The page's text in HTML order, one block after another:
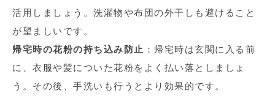
活用しましょう。洗濯物や布団の外干しも避けること
が望ましいです。
帰宅時の花粉の持ち込み防止 ：帰宅時は玄関に入る前
に、衣服や髪についた花粉をよく払い落としましょ
う。その後、手洗いも行うとより効果的です。